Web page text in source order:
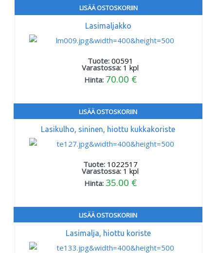
LISÄÄ OSTOSKORIIN
Lasimaljakko
Tuote: 00591
Varastossa: 1 kpl
Hinta: 70.00 €
LISÄÄ OSTOSKORIIN
Lasikulho, sininen, hiottu kukkakoriste
Tuote: 1022517
Varastossa: 1 kpl
Hinta: 35.00 €
LISÄÄ OSTOSKORIIN
Lasimalja, hiottu koriste